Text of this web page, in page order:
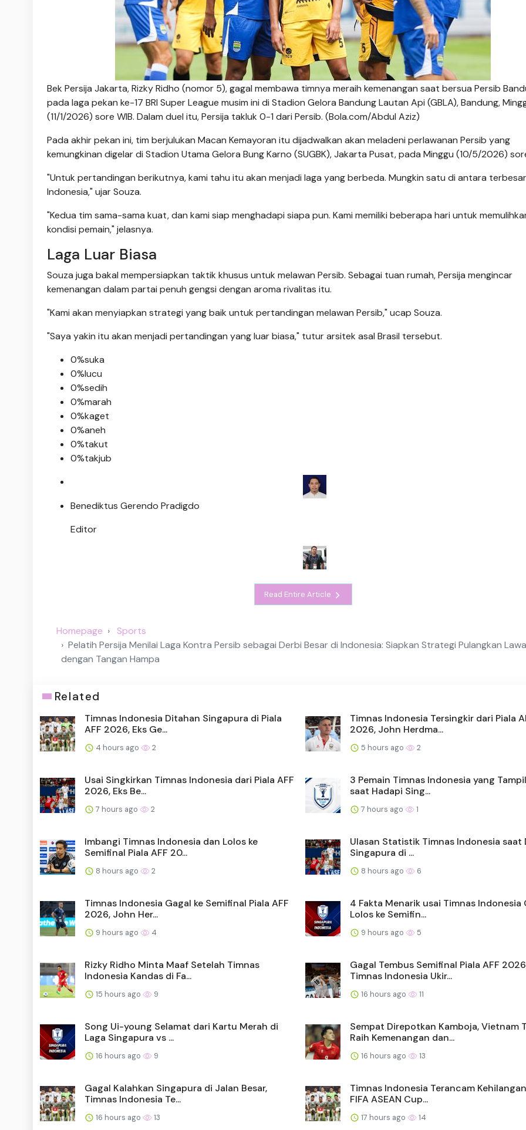
Bek Persija Jakarta, Rizky Ridho (nomor 5), gagal membawa timnya meraih kemenangan saat bersua Persib
pada laga pekan ke-17 BRI Super League musim ini di Stadion Gelora Bandung Lautan Api (GBLA), Bandung,
(11/1/2026) sore WIB. Dalam duel itu, Persija takluk 0-1 dari Persib. (Bola.com/Abdul Aziz)
Pada akhir pekan ini, tim berjulukan Macan Kemayoran itu dijadwalkan akan meladeni perlawanan Persib yang
kemungkinan digelar di Stadion Utama Gelora Bung Karno (SUGBK), Jakarta Pusat, pada Minggu (10/5/2026)
"Untuk pertandingan berikutnya, kami tahu itu akan menjadi laga yang berbeda. Mungkin satu di antara
Indonesia," ujar Souza.
"Kedua tim sama-sama kuat, dan kami siap menghadapi siapa pun. Kami memiliki beberapa hari untuk
kondisi pemain," jelasnya.
Laga Luar Biasa
Souza juga bakal mempersiapkan taktik khusus untuk melawan Persib. Sebagai tuan rumah, Persija mengincar
kemenangan dalam partai penuh gengsi dengan aroma rivalitas itu.
"Kami akan menyiapkan strategi yang baik untuk pertandingan melawan Persib," ucap Souza.
"Saya yakin itu akan menjadi pertandingan yang luar biasa," tutur arsitek asal Brasil tersebut.
0%suka
0%lucu
0%sedih
0%marah
0%kaget
0%aneh
0%takut
0%takjub
Benediktus Gerendo Pradigdo
Editor
Read Entire Article
Homepage
Sports
Pelatih Persija Menilai Laga Kontra Persib sebagai Derbi Besar di Indonesia: Siapkan Strategi Pulangkan
dengan Tangan Hampa
Related
Timnas Indonesia Ditahan Singapura di Piala
AFF 2026, Eks Ge...
4 hours ago 2
Timnas Indonesia Tersingkir dari Piala
2026, John Herdma...
5 hours ago 2
Usai Singkirkan Timnas Indonesia dari Piala AFF
2026, Eks Be...
7 hours ago 2
3 Pemain Timnas Indonesia yang
saat Hadapi Sing...
7 hours ago 1
Imbangi Timnas Indonesia dan Lolos ke
Semifinal Piala AFF 20...
8 hours ago 2
Ulasan Statistik Timnas Indonesia saat
Singapura di ...
8 hours ago 6
Timnas Indonesia Gagal ke Semifinal Piala AFF
2026, John Her...
9 hours ago 4
4 Fakta Menarik usai Timnas Indonesia
Lolos ke Semifin...
9 hours ago 5
Rizky Ridho Minta Maaf Setelah Timnas
Indonesia Kandas di Fa...
15 hours ago 9
Gagal Tembus Semifinal Piala AFF
Timnas Indonesia Ukir...
16 hours ago 11
Song Ui-young Selamat dari Kartu Merah di
Laga Singapura vs ...
16 hours ago 9
Sempat Direpotkan Kamboja, Vietnam
Raih Kemenangan dan...
16 hours ago 13
Gagal Kalahkan Singapura di Jalan Besar,
Timnas Indonesia Te...
16 hours ago 13
Timnas Indonesia Terancam
FIFA ASEAN Cup...
17 hours ago 14